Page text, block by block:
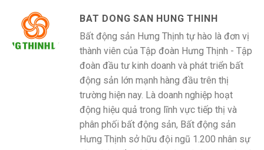
BAT DONG SAN HUNG THINH
Bất động sản Hưng Thịnh tự hào là đơn vị
thành viên của Tập đoàn Hưng Thịnh - Tập
đoàn đầu tư kinh doanh và phát triển bất
động sản lớn mạnh hàng đầu trên thị
trường hiện nay. Là doanh nghiệp hoạt
động hiệu quả trong lĩnh vực tiếp thị và
phân phối bất động sản, Bất động sản
Hưng Thịnh sở hữu đội ngũ 1.200 nhân sự